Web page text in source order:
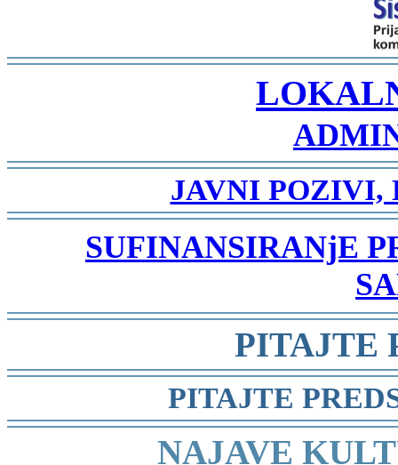
-
-
JAVNI POZIVI,
-
SUFINANSIRANjE
-
PITAJTE
-
PITAJTE
-
NAJAVE